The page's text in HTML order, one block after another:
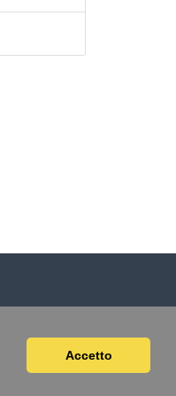
Accetto